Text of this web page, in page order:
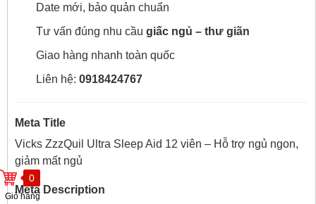
0
Giỏ hàng
Date mới, bảo quản chuẩn
Tư vấn đúng nhu cầu giấc ngủ – thư giãn
Giao hàng nhanh toàn quốc
Liên hệ: 0918424767
Meta Title
Vicks ZzzQuil Ultra Sleep Aid 12 viên – Hỗ trợ ngủ ngon,
giảm mất ngủ
Meta Description